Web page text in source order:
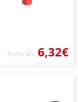
Preis ab 6,32€